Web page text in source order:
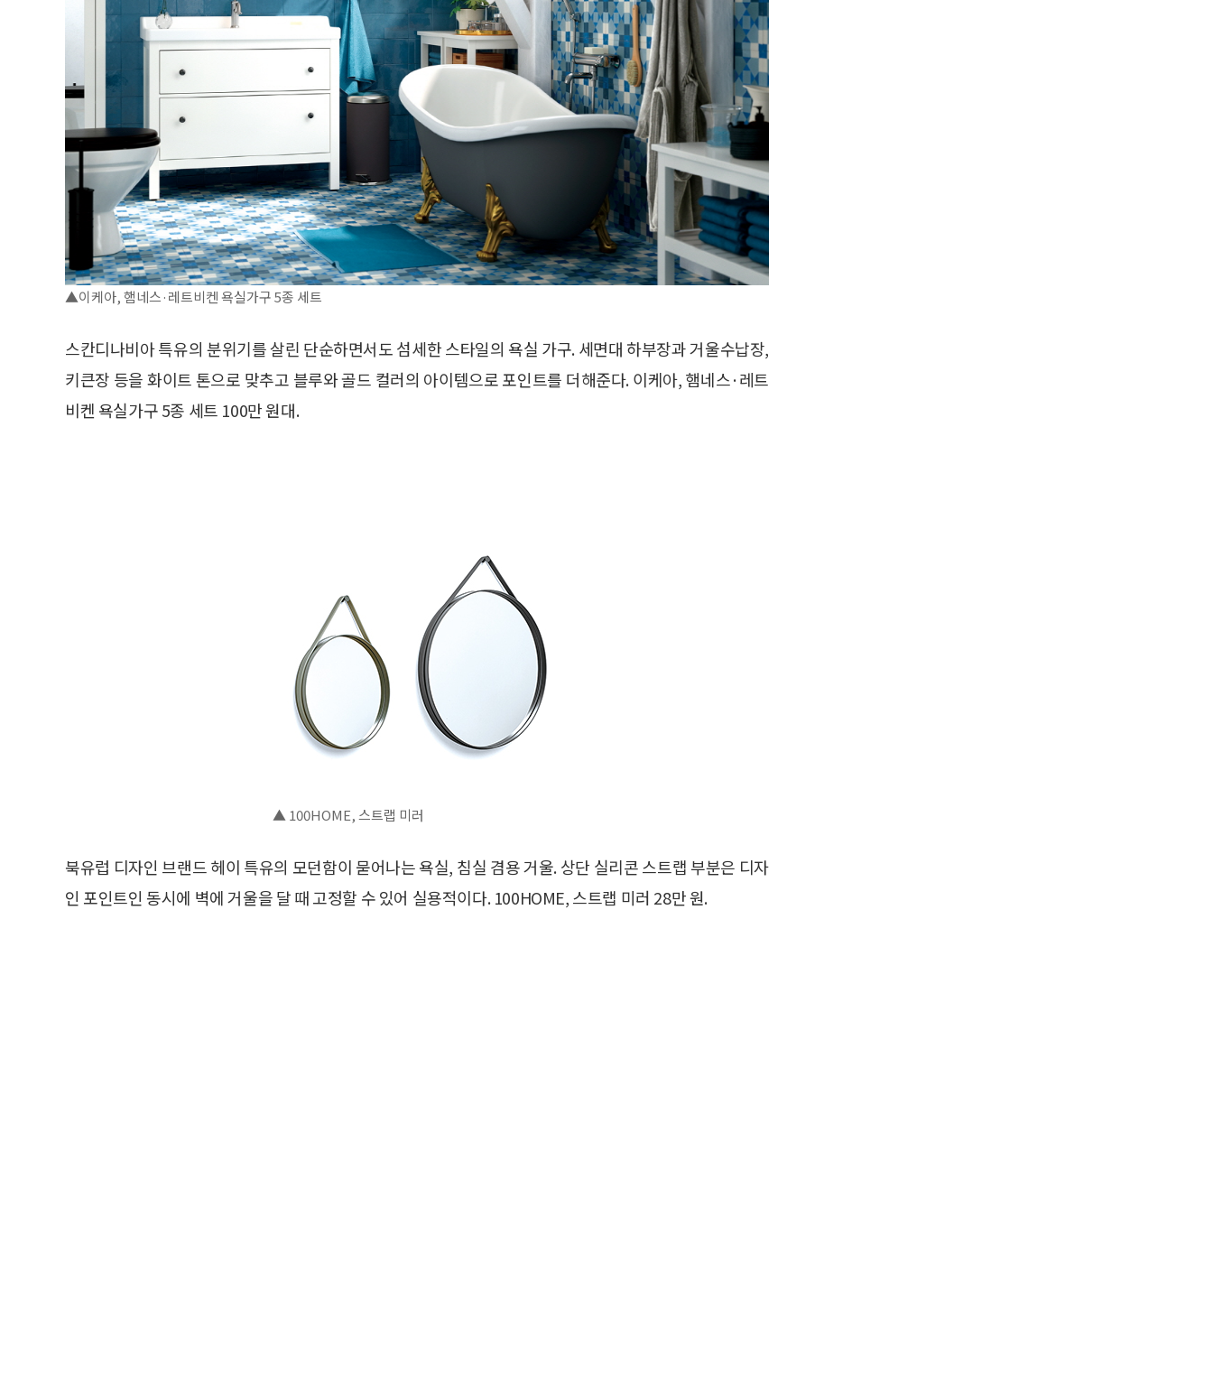
▲이케아, 햄네스·레트비켄 욕실가구 5종 세트
스칸디나비아 특유의 분위기를 살린 단순하면서도 섬세한 스타일의 욕실 가구. 세면대 하부장과 거울수납장,
키큰장 등을 화이트 톤으로 맞추고 블루와 골드 컬러의 아이템으로 포인트를 더해준다. 이케아, 햄네스·레트
비켄 욕실가구 5종 세트 100만 원대.
▲ 100HOME, 스트랩 미러
북유럽 디자인 브랜드 헤이 특유의 모던함이 묻어나는 욕실, 침실 겸용 거울. 상단 실리콘 스트랩 부분은 디자
인 포인트인 동시에 벽에 거울을 달 때 고정할 수 있어 실용적이다. 100HOME, 스트랩 미러 28만 원.